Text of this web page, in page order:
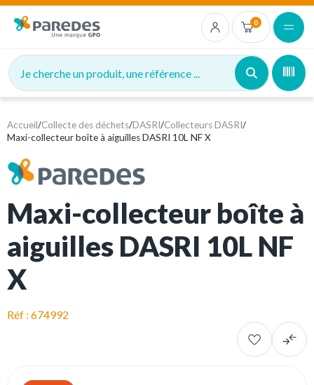
0
Je cherche un produit, une référence ...
Accueil/Collecte des déchets/DASRI/Collecteurs DASRI/
Maxi-collecteur boîte à aiguilles DASRI 10L NF X
Maxi-collecteur boîte à
aiguilles DASRI 10L NF
X
Réf : 674992